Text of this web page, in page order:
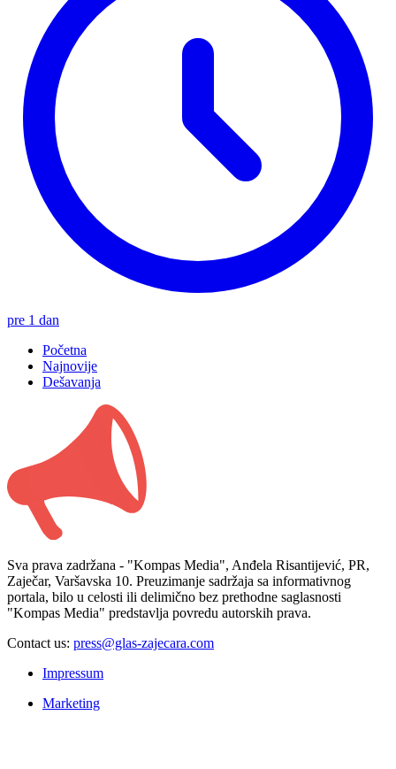
pre 1 dan
Početna
Najnovije
Dešavanja
Sva prava zadržana - "Kompas Media", Anđela Risantijević, PR,
Zaječar, Varšavska 10. Preuzimanje sadržaja sa informativnog
portala, bilo u celosti ili delimično bez prethodne saglasnosti
"Kompas Media" predstavlja povredu autorskih prava.
Contact us: press@glas-zajecara.com
Impressum
Marketing